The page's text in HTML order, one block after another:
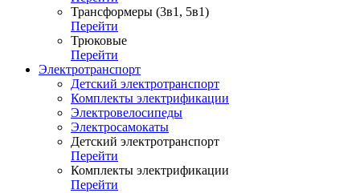
Трансформеры (3в1, 5в1)
Перейти
Трюковые
Перейти
Электротранспорт
Детский электротранспорт
Комплекты электрификации
Электровелосипеды
Электросамокаты
Детский электротранспорт
Перейти
Комплекты электрификации
Перейти